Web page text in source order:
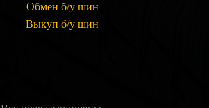
Обмен б/у шин
Выкуп б/у шин